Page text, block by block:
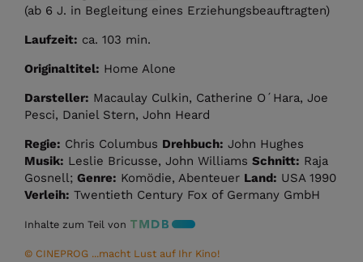
(ab 6 J. in Begleitung eines Erziehungsbeauftragten)
Laufzeit: ca. 103 min.
Originaltitel: Home Alone
Darsteller: Macaulay Culkin, Catherine O´Hara, Joe
Pesci, Daniel Stern, John Heard
Regie: Chris Columbus Drehbuch: John Hughes
Musik: Leslie Bricusse, John Williams Schnitt: Raja
Gosnell; Genre: Komödie, Abenteuer Land: USA 1990
Verleih: Twentieth Century Fox of Germany GmbH
Inhalte zum Teil von
© CINEPROG ...macht Lust auf Ihr Kino!